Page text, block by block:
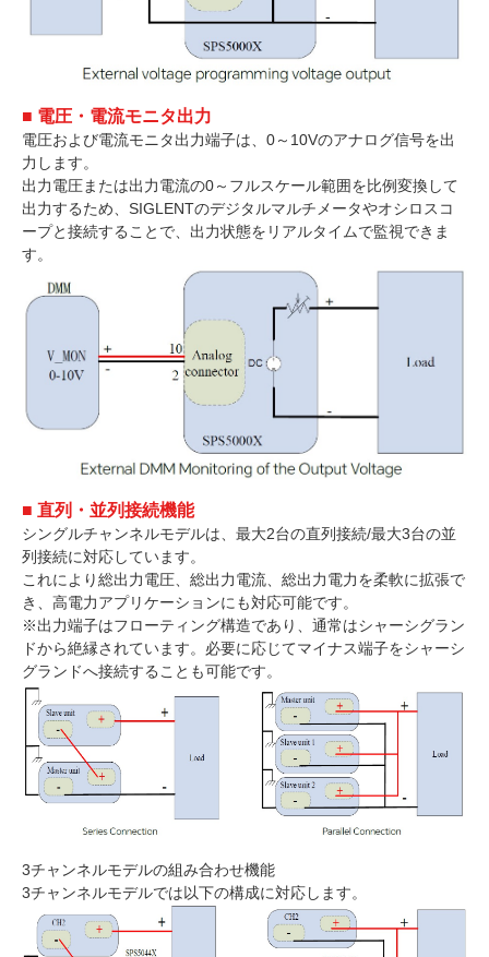
■ 電圧・電流モニタ出力
電圧および電流モニタ出力端子は、0～10Vのアナログ信号を出
力します。
出力電圧または出力電流の0～フルスケール範囲を比例変換して
出力するため、SIGLENTのデジタルマルチメータやオシロスコ
ープと接続することで、出力状態をリアルタイムで監視できま
す。
■ 直列・並列接続機能
シングルチャンネルモデルは、最大2台の直列接続/最大3台の並
列接続に対応しています。
これにより総出力電圧、総出力電流、総出力電力を柔軟に拡張で
き、高電力アプリケーションにも対応可能です。
※出力端子はフローティング構造であり、通常はシャーシグラン
ドから絶縁されています。必要に応じてマイナス端子をシャーシ
グランドへ接続することも可能です。
3チャンネルモデルの組み合わせ機能
3チャンネルモデルでは以下の構成に対応します。